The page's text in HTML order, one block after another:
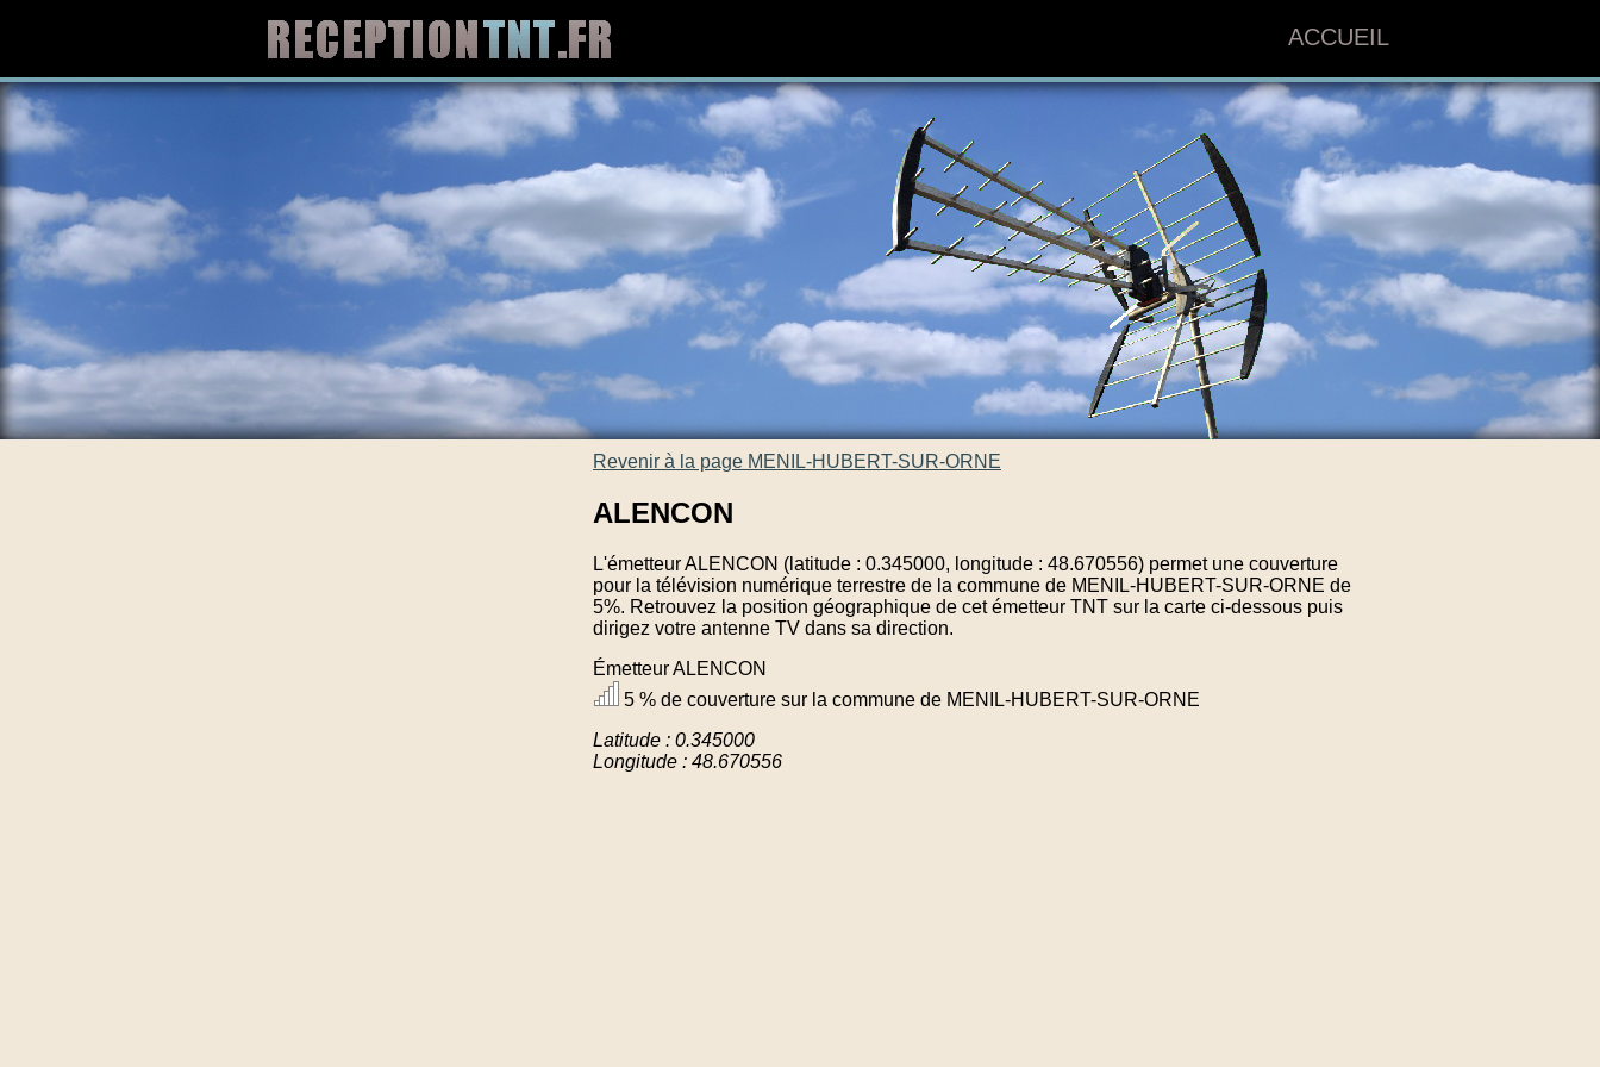
ACCUEIL
Revenir à la page MENIL-HUBERT-SUR-ORNE
ALENCON
L'émetteur ALENCON (latitude : 0.345000, longitude : 48.670556) permet une couverture
pour la télévision numérique terrestre de la commune de MENIL-HUBERT-SUR-ORNE de
5%. Retrouvez la position géographique de cet émetteur TNT sur la carte ci-dessous puis
dirigez votre antenne TV dans sa direction.
Émetteur ALENCON
5 % de couverture sur la commune de MENIL-HUBERT-SUR-ORNE
Latitude : 0.345000
Longitude : 48.670556